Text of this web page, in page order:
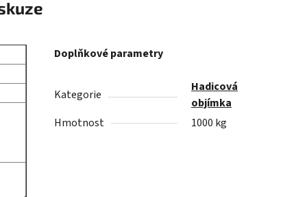
Doplňkové parametry
Kategorie
Hadicová
objímka
Hmotnost
1000 kg